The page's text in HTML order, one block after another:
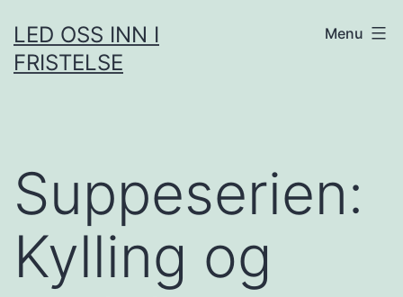
to
content
LED OSS INN I
FRISTELSE
Menu
Suppeserien:
Kylling og